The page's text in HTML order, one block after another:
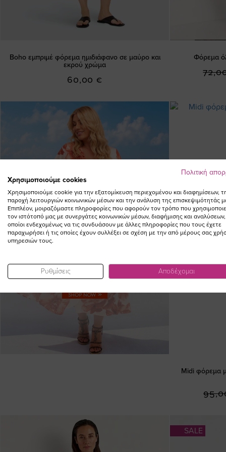
Boho εμπριμέ φόρεμα ημιδιάφανο σε μαύρο και
εκρού χρώμα
60,00 €
Φόρεμα
Midi φόρεμα
SALE
Πολιτική
Χρησιμοποιούμε cookies
Χρησιμοποιούμε cookie για την εξατομίκευση περιεχομένου και διαφημίσεων,
παροχή λειτουργιών κοινωνικών μέσων και την ανάλυση της επισκεψιμότητάς
Επιπλέον, μοιραζόμαστε πληροφορίες που αφορούν τον τρόπο που
τον ιστότοπό μας με συνεργάτες κοινωνικών μέσων, διαφήμισης και αναλύσεων,
οποίοι ενδεχομένως να τις συνδυάσουν με άλλες πληροφορίες που τους έχετε
παραχωρήσει ή τις οποίες έχουν συλλέξει σε σχέση με την από μέρους σας
υπηρεσιών τους.
Ρυθμίσεις Αποδέχομαι